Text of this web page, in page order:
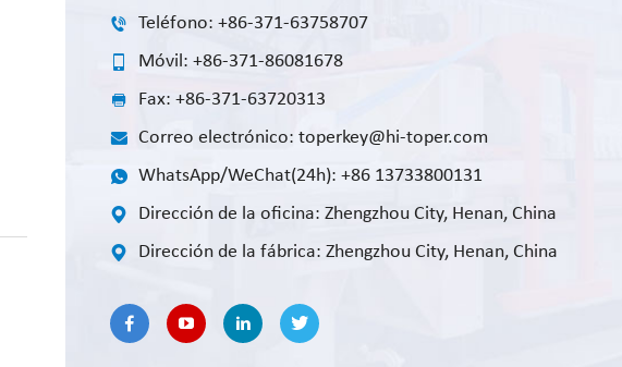
Teléfono: +86-371-63758707
Móvil: +86-371-86081678
Fax: +86-371-63720313
Correo electrónico: toperkey@hi-toper.com
WhatsApp/WeChat(24h): +86 13733800131
Dirección de la oficina: Zhengzhou City, Henan, China
Dirección de la fábrica: Zhengzhou City, Henan, China